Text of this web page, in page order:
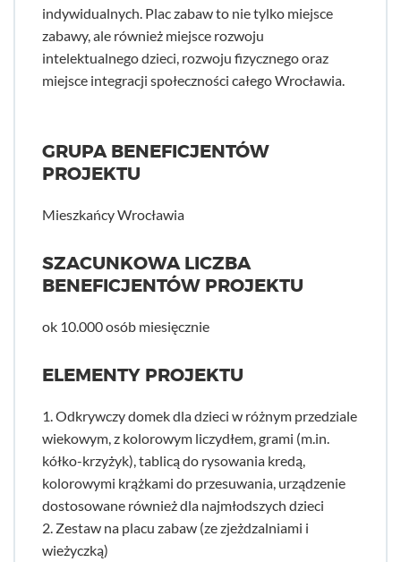
indywidualnych. Plac zabaw to nie tylko miejsce
zabawy, ale również miejsce rozwoju
intelektualnego dzieci, rozwoju fizycznego oraz
miejsce integracji społeczności całego Wrocławia.
GRUPA BENEFICJENTÓW
PROJEKTU
Mieszkańcy Wrocławia
SZACUNKOWA LICZBA
BENEFICJENTÓW PROJEKTU
ok 10.000 osób miesięcznie
ELEMENTY PROJEKTU
1. Odkrywczy domek dla dzieci w różnym przedziale
wiekowym, z kolorowym liczydłem, grami (m.in.
kółko-krzyżyk), tablicą do rysowania kredą,
kolorowymi krążkami do przesuwania, urządzenie
dostosowane również dla najmłodszych dzieci
2. Zestaw na placu zabaw (ze zjeżdzalniami i
wieżyczką)